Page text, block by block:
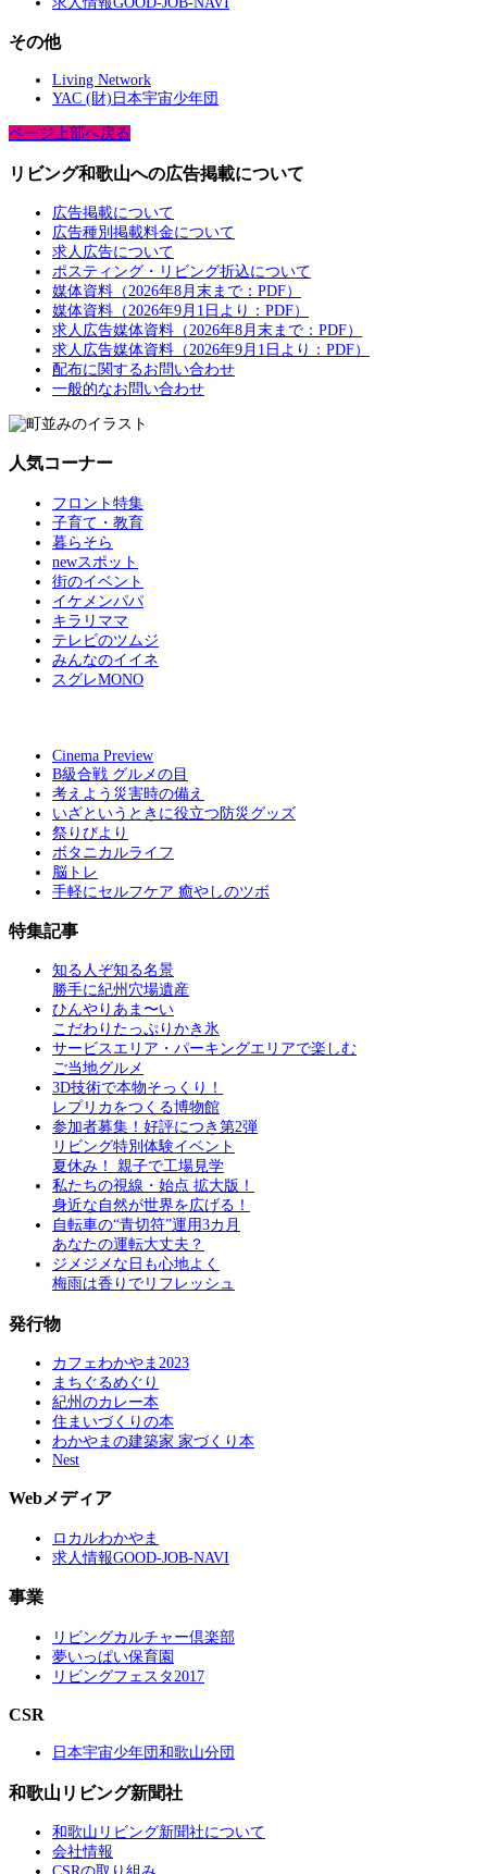
その他
Living Network
YAC (財)日本宇宙少年団
ページ上部へ戻る
リビング和歌山への広告掲載について
広告掲載について
広告種別掲載料金について
求人広告について
ポスティング・リビング折込について
媒体資料（2026年8月末まで：PDF）
媒体資料（2026年9月1日より：PDF）
求人広告媒体資料（2026年8月末まで：PDF）
求人広告媒体資料（2026年9月1日より：PDF）
配布に関するお問い合わせ
一般的なお問い合わせ
人気コーナー
フロント特集
子育て・教育
暮らそら
newスポット
街のイベント
イケメンパパ
キラリママ
テレビのツムジ
みんなのイイネ
スグレMONO
Cinema Preview
B級合戦 グルメの目
考えよう災害時の備え
いざというときに役立つ防災グッズ
祭りびより
ボタニカルライフ
脳トレ
手軽にセルフケア 癒やしのツボ
特集記事
知る人ぞ知る名景
勝手に紀州穴場遺産
ひんやりあま〜い
こだわりたっぷりかき氷
サービスエリア・パーキングエリアで楽しむ
ご当地グルメ
3D技術で本物そっくり！
レプリカをつくる博物館
参加者募集！好評につき第2弾
リビング特別体験イベント
夏休み！ 親子で工場見学
私たちの視線・始点 拡大版！
身近な自然が世界を広げる！
自転車の“青切符”運用3カ月
あなたの運転大丈夫？
ジメジメな日も心地よく
梅雨は香りでリフレッシュ
発行物
カフェわかやま2023
まちぐるめぐり
紀州のカレー本
住まいづくりの本
わかやまの建築家 家づくり本
Nest
Webメディア
ロカルわかやま
求人情報GOOD-JOB-NAVI
事業
リビングカルチャー倶楽部
夢いっぱい保育園
リビングフェスタ2017
CSR
日本宇宙少年団和歌山分団
和歌山リビング新聞社
和歌山リビング新聞社について
会社情報